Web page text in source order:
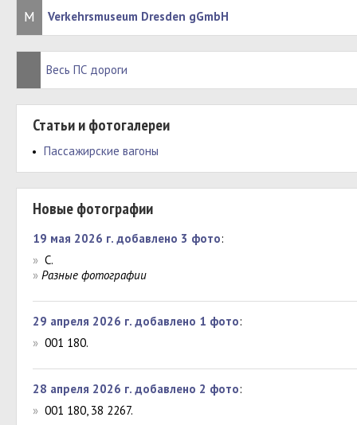
М Verkehrsmuseum Dresden gGmbH
Весь ПС дороги
Статьи и фотогалереи
Пассажирские вагоны
Новые фотографии
19 мая 2026 г. добавлено 3 фото:
» C.
» Разные фотографии
29 апреля 2026 г. добавлено 1 фото:
» 001 180.
28 апреля 2026 г. добавлено 2 фото:
» 001 180, 38 2267.